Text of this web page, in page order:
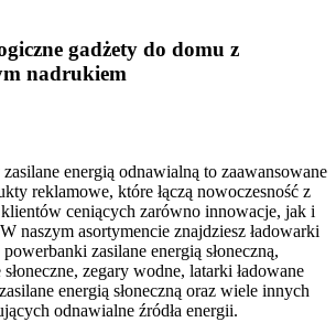
gadżety do domu z
nadrukiem
energią odnawialną to zaawansowane
reklamowe, które łączą nowoczesność z
ceniących zarówno innowacje, jak i
naszym asortymencie znajdziesz ładowarki
zasilane energią słoneczną,
zegary wodne, latarki ładowane
energią słoneczną oraz wiele innych
odnawialne źródła energii.